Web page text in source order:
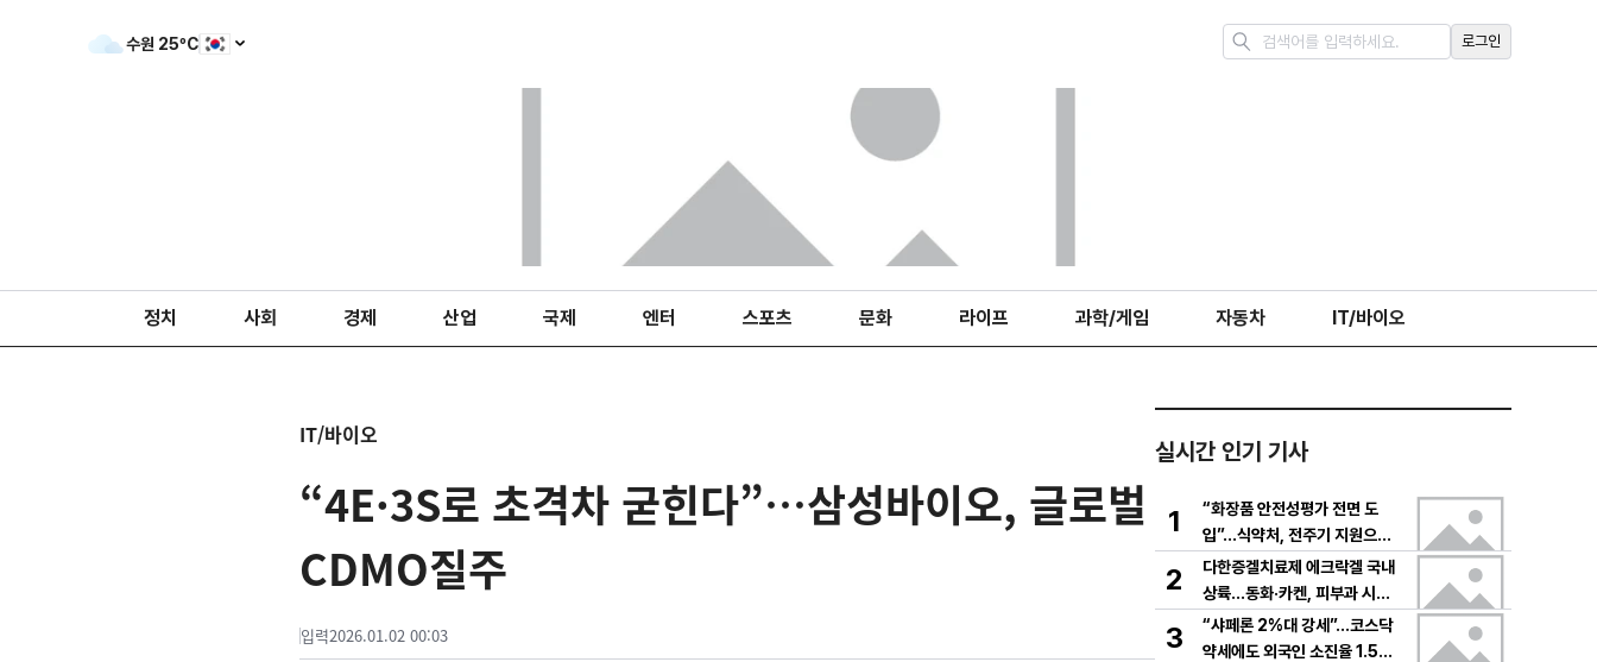
수원 25ºC 로그인
정치 사회 경제 산업 국제 엔터 스포츠 문화 라이프 과학/게임 자동차 IT/바이오
IT/바이오
“4E·3S로 초격차 굳힌다”…삼성바이오, 글로벌
CDMO질주
입력2026.01.02 00:03
실시간 인기 기사
1
“화장품 안전성평가 전면 도
입”…식약처, 전주기 지원으로
K뷰티 고도화
2
다한증겔치료제 에크락겔 국내
상륙…동화·카켄, 피부과 시장
공략
3
“샤페론 2%대 강세”…코스닥
약세에도 외국인 소진율 1.5